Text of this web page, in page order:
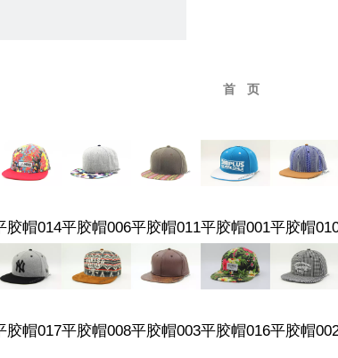
首页
|
|
产品
胶帽014平胶帽006平胶帽011平胶帽001平胶帽
胶帽017平胶帽008平胶帽003平胶帽016平胶帽